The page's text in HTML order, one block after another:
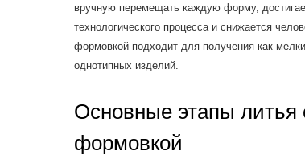
вручную перемещать каждую форму,
технологического процесса и снижается
формовкой подходит для получения как
однотипных изделий.
Основные этапы литья
формовкой